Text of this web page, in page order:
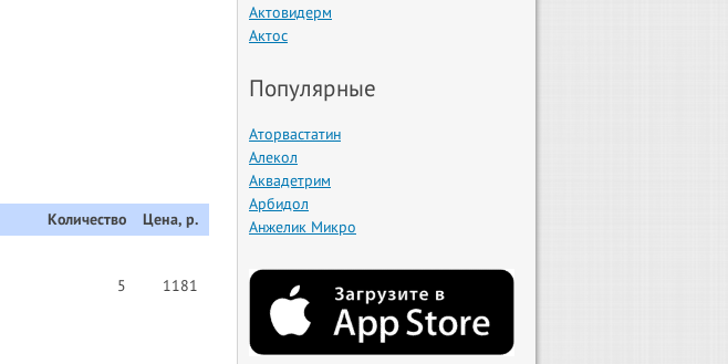
Количество
Цена, р.
5 1181
Актовидерм
Актос
Популярные
Аторвастатин
Алекол
Аквадетрим
Арбидол
Анжелик Микро